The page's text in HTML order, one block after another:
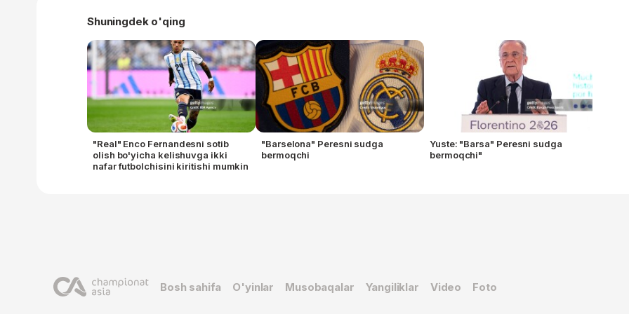
Shuningdek o'qing
"Real" Enco Fernandesni sotib
olish bo'yicha kelishuvga ikki
nafar futbolchisini kiritishi mumkin
"Barselona" Peresni sudga
bermoqchi
Yuste: "Barsa" Peresni sudga
bermoqchi"
Bosh sahifa O'yinlar Musobaqalar Yangiliklar Video Foto